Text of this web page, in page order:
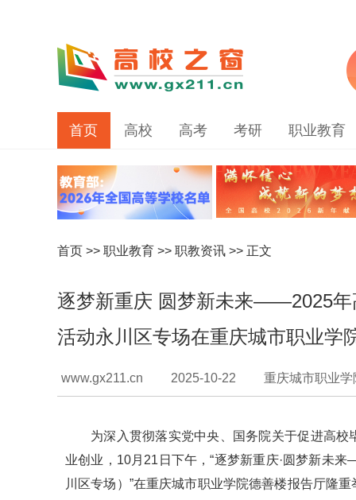
首页 高校 高考 考研 职业教育
首页 >> 职业教育 >> 职教资讯 >> 正文
逐梦新重庆 圆梦新未来——2025年
活动永川区专场在重庆城市职业学
www.gx211.cn 2025-10-22 重庆城市职业学
为深入贯彻落实党中央、国务院关于促进高
业创业，10月21日下午，“逐梦新重庆·圆梦新未
川区专场）”在重庆城市职业学院德善楼报告厅隆